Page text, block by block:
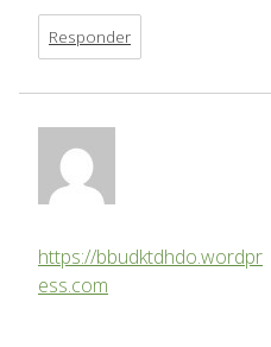
Responder
https://bbudktdhdo.wordpr
ess.com